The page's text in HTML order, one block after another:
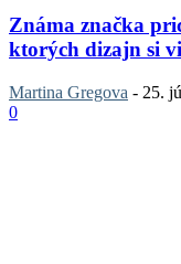
Známa značka
ktorých dizajn si
Martina Gregova - 25.
0